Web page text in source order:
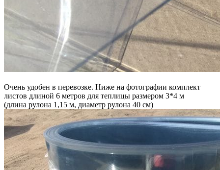
Очень удобен в перевозке. Ниже на фотографии комплект
листов длиной 6 метров для теплицы размером 3*4 м
(длина рулона 1,15 м, диаметр рулона 40 см)